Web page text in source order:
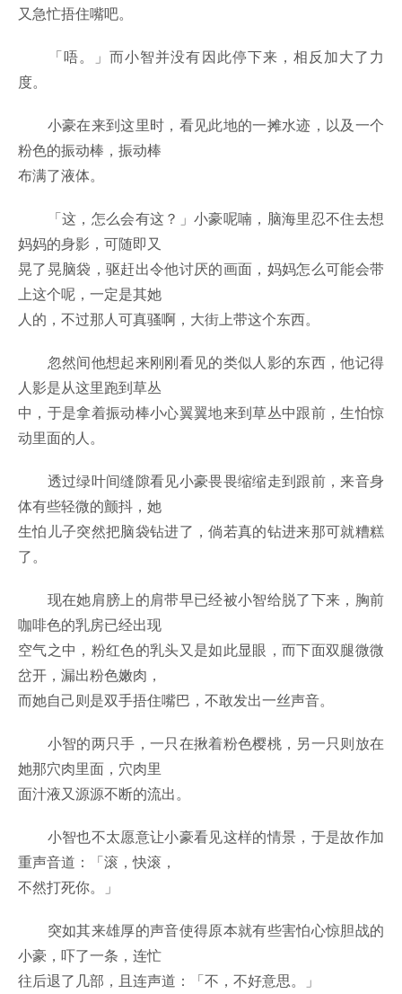
又急忙捂住嘴吧。
「唔。」而小智并没有因此停下来，相反加大了力
度。
小豪在来到这里时，看见此地的一摊水迹，以及一个
粉色的振动棒，振动棒
布满了液体。
「这，怎么会有这？」小豪呢喃，脑海里忍不住去想
妈妈的身影，可随即又
晃了晃脑袋，驱赶出令他讨厌的画面，妈妈怎么可能会带
上这个呢，一定是其她
人的，不过那人可真骚啊，大街上带这个东西。
忽然间他想起来刚刚看见的类似人影的东西，他记得
人影是从这里跑到草丛
中，于是拿着振动棒小心翼翼地来到草丛中跟前，生怕惊
动里面的人。
透过绿叶间缝隙看见小豪畏畏缩缩走到跟前，来音身
体有些轻微的颤抖，她
生怕儿子突然把脑袋钻进了，倘若真的钻进来那可就糟糕
了。
现在她肩膀上的肩带早已经被小智给脱了下来，胸前
咖啡色的乳房已经出现
空气之中，粉红色的乳头又是如此显眼，而下面双腿微微
岔开，漏出粉色嫩肉，
而她自己则是双手捂住嘴巴，不敢发出一丝声音。
小智的两只手，一只在揪着粉色樱桃，另一只则放在
她那穴肉里面，穴肉里
面汁液又源源不断的流出。
小智也不太愿意让小豪看见这样的情景，于是故作加
重声音道：「滚，快滚，
不然打死你。」
突如其来雄厚的声音使得原本就有些害怕心惊胆战的
小豪，吓了一条，连忙
往后退了几部，且连声道：「不，不好意思。」